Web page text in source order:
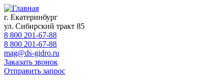
г. Екатеринбург
ул. Сибирский тракт 85
8 800 201-67-88
8 800 201-67-88
mag@ds-gidro.ru
Заказать звонок
Отправить запрос